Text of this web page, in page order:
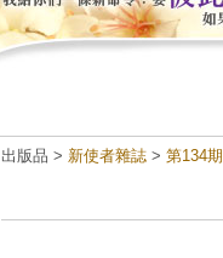
出版品 > 新使者雜誌 > 第134